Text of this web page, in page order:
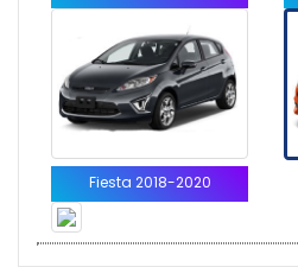
Fiesta 2018-2020